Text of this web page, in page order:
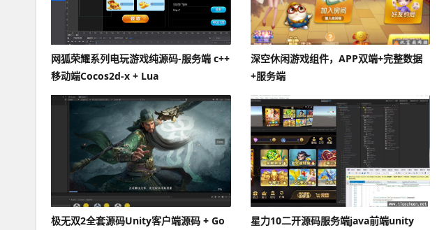
网狐荣耀系列电玩游戏纯源码-服务端 c++
移动端Cocos2d-x + Lua
深空休闲游戏组件，APP双端+完整数据
+服务端
极无双2全套源码Unity客户端源码 + Go
星力10二开源码服务端java前端unity